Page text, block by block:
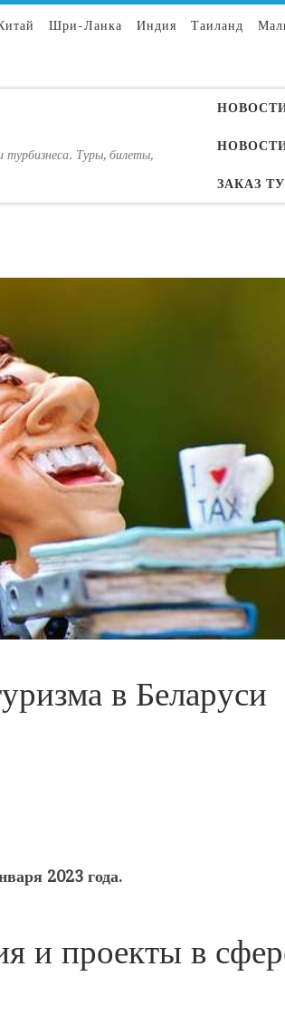
Шри-Ланка Индия Таиланд
турбизнеса. Туры, билеты,
ЗАКАЗ
в Беларуси
2023 года.
и проекты в